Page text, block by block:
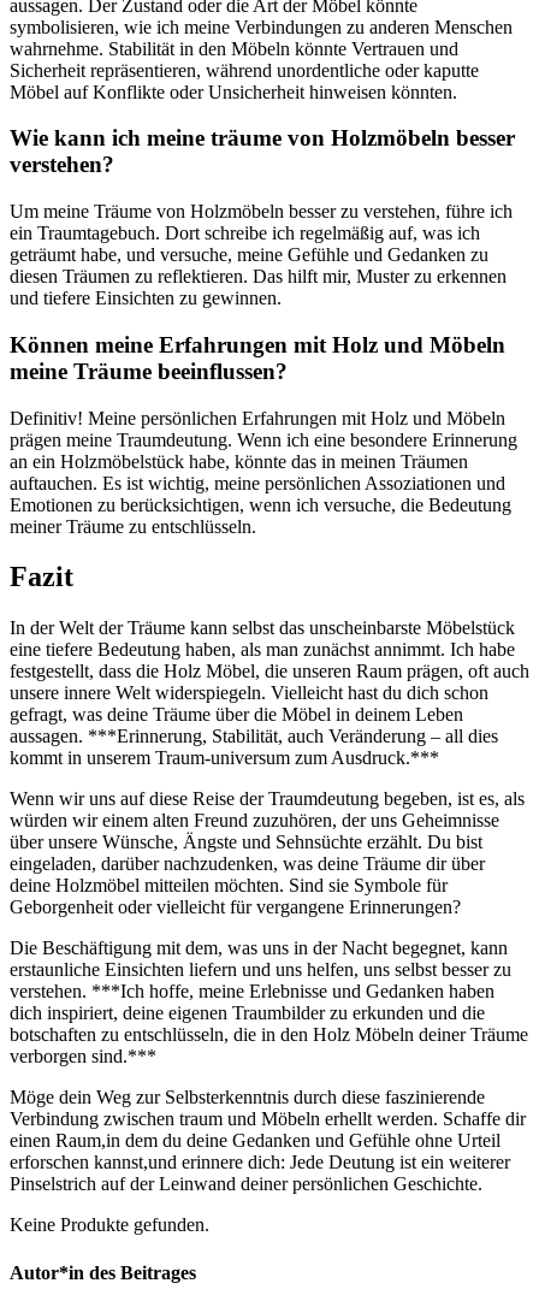
aussagen. Der Zustand​ oder die Art der ⁤Möbel könnte
symbolisieren, wie ich meine Verbindungen zu anderen Menschen
wahrnehme. Stabilität in den Möbeln könnte Vertrauen und‌
Sicherheit repräsentieren, während unordentliche⁣ oder ​kaputte
Möbel ‌auf Konflikte oder Unsicherheit ⁣hinweisen könnten.
Wie kann ich meine ‍träume‍ von⁣ Holzmöbeln‌ besser
verstehen?
Um‍ meine ⁤Träume von Holzmöbeln besser​ zu verstehen,⁣ führe ⁤ich⁣
ein Traumtagebuch. Dort ‍schreibe ⁢ich regelmäßig auf,‌ was ich
geträumt habe,⁣ und versuche, meine Gefühle⁢ und ‍Gedanken ‍zu
diesen Träumen‌ zu ⁢reflektieren. Das⁤ hilft‍ mir, Muster zu erkennen
und tiefere Einsichten zu ⁢gewinnen.
Können meine Erfahrungen mit Holz und Möbeln
meine⁤ Träume beeinflussen?
Definitiv! ​Meine persönlichen Erfahrungen mit Holz ⁣und⁤ Möbeln
⁤prägen meine ⁤Traumdeutung. ‌Wenn ich ⁢eine besondere Erinnerung
an ein ​Holzmöbelstück habe, könnte das in meinen Träumen
auftauchen. ​Es​ ist wichtig,‌ meine persönlichen Assoziationen und⁤
Emotionen zu‍ berücksichtigen, wenn ⁤ich versuche,⁤ die Bedeutung
meiner Träume zu entschlüsseln.
Fazit
In⁤ der Welt der Träume kann⁣ selbst⁤ das unscheinbarste Möbelstück
eine⁢ tiefere Bedeutung ⁣haben, als man zunächst annimmt. Ich ​habe
festgestellt, dass ‍die Holz Möbel, die unseren ‌Raum‌ prägen, oft auch⁣
unsere innere⁣ Welt widerspiegeln. Vielleicht⁤ hast du dich⁢ schon
gefragt, was deine‌ Träume über die ‍Möbel in deinem Leben
aussagen. ***Erinnerung, ‍Stabilität, auch Veränderung – all dies‍
kommt in unserem Traum-universum zum‍ Ausdruck.***
Wenn wir⁢ uns auf⁤ diese Reise ⁣der Traumdeutung begeben, ist es, ⁤als
würden wir einem ⁢alten Freund zuzuhören, der ‌uns Geheimnisse
über ‌unsere Wünsche, Ängste ​und Sehnsüchte erzählt. ‍Du bist
eingeladen, ⁤darüber⁣ nachzudenken, was deine Träume ‍dir über
‍deine​ Holzmöbel‌ mitteilen möchten. Sind sie Symbole⁢ für
Geborgenheit⁤ oder vielleicht‌ für vergangene Erinnerungen?
Die Beschäftigung mit‍ dem, was uns in der Nacht ​begegnet, kann
erstaunliche ‌Einsichten ‌liefern und uns helfen,⁣ uns‌ selbst besser zu
verstehen. ***Ich ​hoffe, ⁤meine⁢ Erlebnisse und​ Gedanken haben
dich inspiriert,‌ deine eigenen Traumbilder zu erkunden und‌ die
botschaften ‌zu entschlüsseln, die in den‍ Holz ​Möbeln deiner ‌Träume
verborgen sind.***
Möge⁣ dein Weg zur Selbsterkenntnis durch diese faszinierende
Verbindung zwischen traum und Möbeln erhellt ‌werden. ⁣Schaffe‌ dir
einen​ Raum,in ⁣dem du deine Gedanken und Gefühle ohne Urteil
erforschen kannst,und erinnere dich: Jede⁣ Deutung ​ist ‍ein weiterer
Pinselstrich auf​ der Leinwand ​deiner persönlichen Geschichte.
Keine Produkte gefunden.
Autor*in des Beitrages